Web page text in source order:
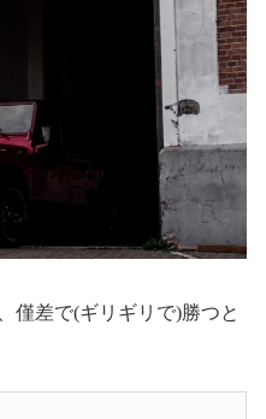
僅差で(ギリギリで)勝つと